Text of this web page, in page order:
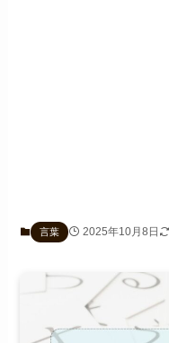
言葉 2025年10月8日